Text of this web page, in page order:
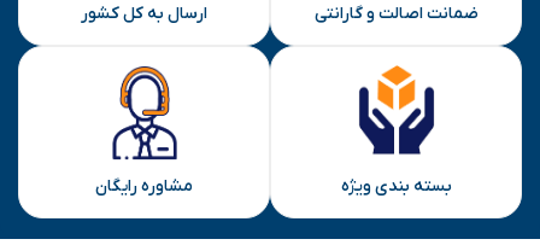
ضمانت اصالت و گارانتی ارسال به کل کشور
بسته بندی ویژه مشاوره رایگان